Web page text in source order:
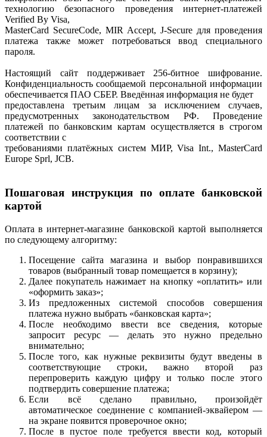
технологию безопасного проведения интернет-платежей
Verified By Visa,
MasterCard SecureCode, MIR Accept, J-Secure для проведения
платежа также может потребоваться ввод специального
пароля.
Настоящий сайт поддерживает 256-битное шифрование.
Конфиденциальность сообщаемой персональной информации
обеспечивается ПАО СБЕР. Введённая информация не будет
предоставлена третьим лицам за исключением случаев,
предусмотренных законодательством РФ. Проведение
платежей по банковским картам осуществляется в строгом
соответствии с
требованиями платёжных систем МИР, Visa Int., MasterCard
Europe Sprl, JCB.
Пошаговая инструкция по оплате банковской
картой
Оплата в интернет-магазине банковской картой выполняется
по следующему алгоритму:
Посещение сайта магазина и выбор понравившихся
товаров (выбранный товар помещается в корзину);
Далее покупатель нажимает на кнопку «оплатить» или
«оформить заказ»;
Из предложенных системой способов совершения
платежа нужно выбрать «банковская карта»;
После необходимо ввести все сведения, которые
запросит ресурс — делать это нужно предельно
внимательно;
После того, как нужные реквизиты будут введены в
соответствующие строки, важно второй раз
перепроверить каждую цифру и только после этого
подтвердить совершение платежа;
Если всё сделано правильно, произойдёт
автоматическое соединение с компанией-эквайером —
на экране появится проверочное окно;
После в пустое поле требуется ввести код, который